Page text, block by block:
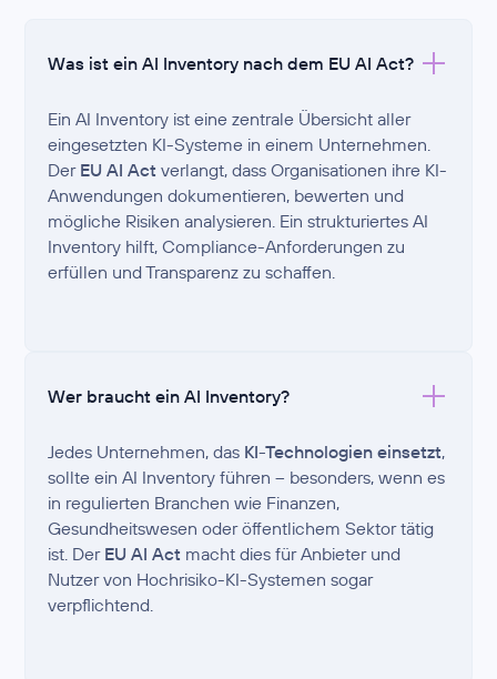
Was ist ein AI Inventory nach dem EU AI Act?
Ein AI Inventory ist eine zentrale Übersicht aller
eingesetzten KI-Systeme in einem Unternehmen.
Der EU AI Act verlangt, dass Organisationen ihre KI-
Anwendungen dokumentieren, bewerten und
mögliche Risiken analysieren. Ein strukturiertes AI
Inventory hilft, Compliance-Anforderungen zu
erfüllen und Transparenz zu schaffen.
Wer braucht ein AI Inventory?
Jedes Unternehmen, das KI-Technologien einsetzt,
sollte ein AI Inventory führen – besonders, wenn es
in regulierten Branchen wie Finanzen,
Gesundheitswesen oder öffentlichem Sektor tätig
ist. Der EU AI Act macht dies für Anbieter und
Nutzer von Hochrisiko-KI-Systemen sogar
verpflichtend.